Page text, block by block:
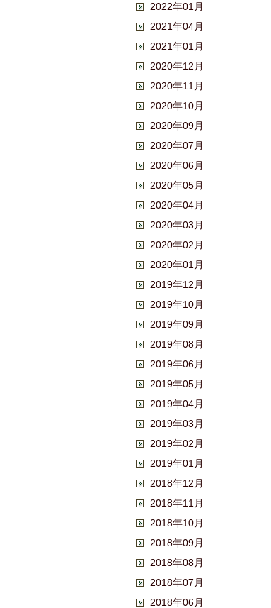
2022年01月
2021年04月
2021年01月
2020年12月
2020年11月
2020年10月
2020年09月
2020年07月
2020年06月
2020年05月
2020年04月
2020年03月
2020年02月
2020年01月
2019年12月
2019年10月
2019年09月
2019年08月
2019年06月
2019年05月
2019年04月
2019年03月
2019年02月
2019年01月
2018年12月
2018年11月
2018年10月
2018年09月
2018年08月
2018年07月
2018年06月